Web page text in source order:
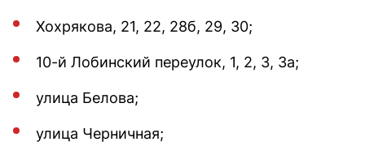
Хохрякова, 21, 22, 28б, 29, 30;
10-й Лобинский переулок, 1, 2, 3, 3а;
улица Белова;
улица Черничная;